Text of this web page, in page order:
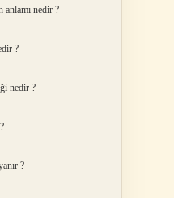
anlamı nedir ?
?
nedir ?
?